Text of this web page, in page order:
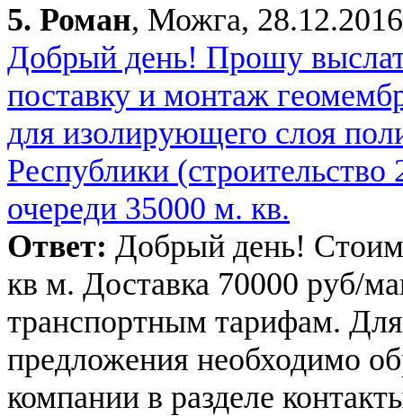
5. Роман, Можга, 28.12.2016
Добрый день! Прошу
поставку и монтаж
для изолирующего слоя
Республики
очереди 35000 м. кв.
Ответ: Добрый день!
кв м. Доставка 70000 руб/
транспортным тарифам.
предложения необходимо
компании в разделе